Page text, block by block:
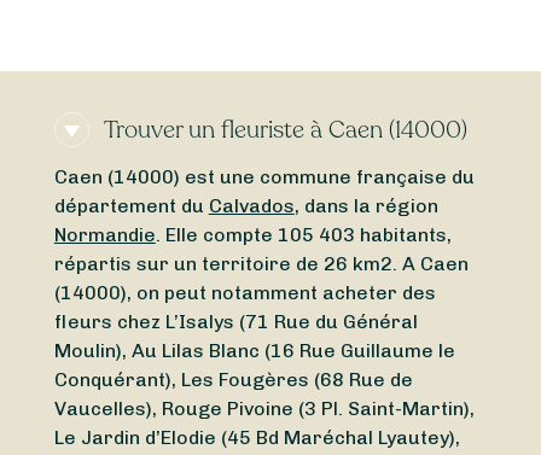
Trouver un fleuriste à Caen (14000)
Caen (14000) est une commune française du
département du Calvados, dans la région
Normandie. Elle compte 105 403 habitants,
répartis sur un territoire de 26 km2. A Caen
(14000), on peut notamment acheter des
fleurs chez L’Isalys (71 Rue du Général
Moulin), Au Lilas Blanc (16 Rue Guillaume le
Conquérant), Les Fougères (68 Rue de
Vaucelles), Rouge Pivoine (3 Pl. Saint-Martin),
Le Jardin d’Elodie (45 Bd Maréchal Lyautey),